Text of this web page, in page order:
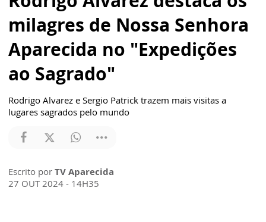
milagres de Nossa Senhora
Aparecida no "Expedições
ao Sagrado"
Rodrigo Alvarez e Sergio Patrick trazem mais visitas a
lugares sagrados pelo mundo
Escrito por TV Aparecida
27 OUT 2024 - 14H35